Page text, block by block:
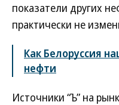
показатели других
практически не
Как Белоруссия
нефти
Источники “Ъ” на